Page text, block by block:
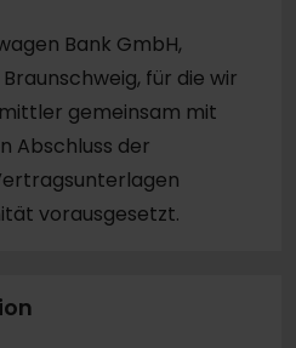
Bank GmbH,
Braunschweig, für die wir
gemeinsam mit
Abschluss der
vorausgesetzt.